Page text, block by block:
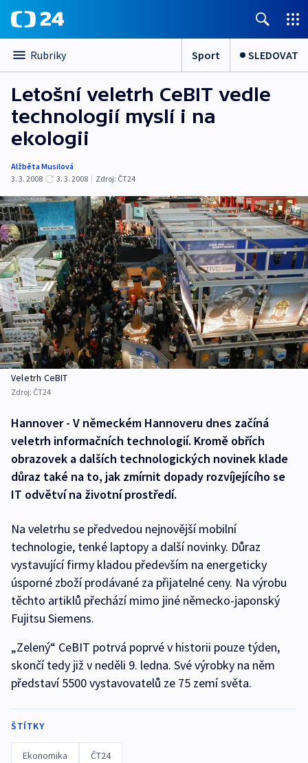
Rubriky Sport SLEDOVAT
Letošní veletrh CeBIT vedle
technologií myslí i na
ekologii
Alžběta Musilová
3. 3. 2008
3. 3. 2008 | Zdroj: ČT24
Veletrh CeBIT
Zdroj: ČT24
Hannover - V německém Hannoveru dnes začíná
veletrh informačních technologií. Kromě obřích
obrazovek a dalších technologických novinek klade
důraz také na to, jak zmírnit dopady rozvíjejícího se
IT odvětví na životní prostředí.
Na veletrhu se předvedou nejnovější mobilní
technologie, tenké laptopy a další novinky. Důraz
vystavující firmy kladou především na energeticky
úsporné zboží prodávané za přijatelné ceny. Na výrobu
těchto artiklů přechází mimo jiné německo-japonský
Fujitsu Siemens.
„Zelený“ CeBIT potrvá poprvé v historii pouze týden,
skončí tedy již v neděli 9. ledna. Své výrobky na něm
představí 5500 vystavovatelů ze 75 zemí světa.
ŠTÍTKY
Ekonomika ČT24